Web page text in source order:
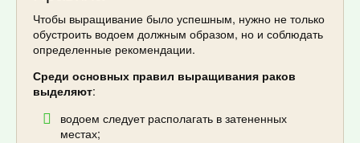
Чтобы выращивание было успешным, нужно не только
обустроить водоем должным образом, но и соблюдать
определенные рекомендации.
Среди основных правил выращивания раков
выделяют:
водоем следует располагать в затененных
местах;